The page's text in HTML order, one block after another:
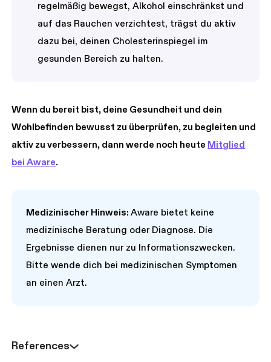
regelmäßig bewegst, Alkohol einschränkst und
auf das Rauchen verzichtest, trägst du aktiv
dazu bei, deinen Cholesterinspiegel im
gesunden Bereich zu halten.
Wenn du bereit bist, deine Gesundheit und dein
Wohlbefinden bewusst zu überprüfen, zu begleiten und
aktiv zu verbessern, dann werde noch heute Mitglied
bei Aware.
Medizinischer Hinweis: Aware bietet keine
medizinische Beratung oder Diagnose. Die
Ergebnisse dienen nur zu Informationszwecken.
Bitte wende dich bei medizinischen Symptomen
an einen Arzt.
References